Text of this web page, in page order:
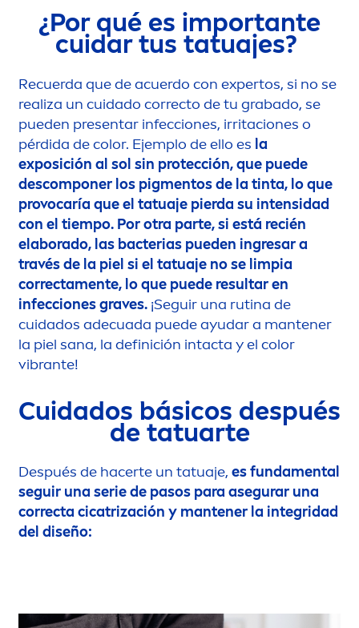
¿Por qué es importante
cuidar tus tatuajes?
Recuerda que de acuerdo con expertos, si no se
realiza un cuidado correcto de tu grabado, se
pueden presentar infecciones, irritaciones o
pérdida decolor. Ejemplo de ello es la
exposición al sol sin protección, que puede
descomponer los pigmentos de la tinta, lo que
provocaría que el tatuaje pierda su intensidad
con el tiempo. Por otra parte, si está recién
elaborado, las bacterias pueden ingresar a
través de la piel si el tatuaje no se limpia
correctamente, lo que puede resultar en
infecciones graves. ¡Seguir una rutina de
cuidados adecuada puede ayudar a mantener
la piel sana, la definición intacta y el color
vibrante!
Cuidados básicos después
de tatuarte
Después de hacerte un tatuaje, es fundamental
seguir una serie de pasos para asegurar una
correcta cicatrización y mantener la integridad
del diseño: